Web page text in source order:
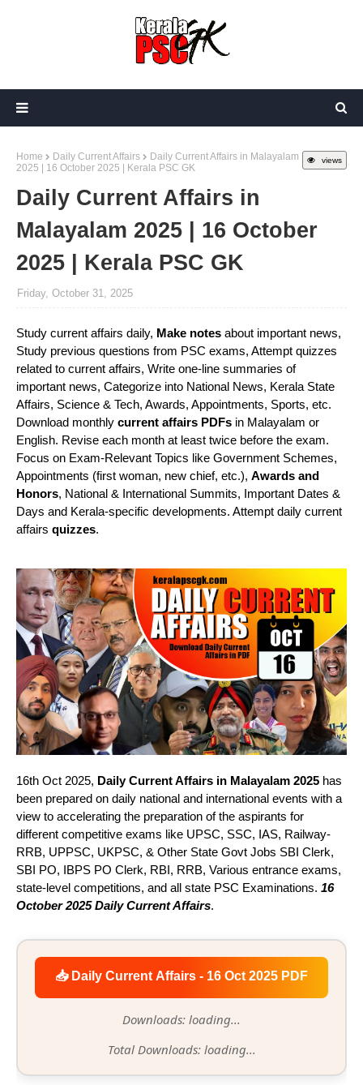
views
Home Daily Current Affairs
Daily Current Affairs in Malayalam
2025 | 16 October 2025 | Kerala PSC GK
Daily Current Affairs in
Malayalam 2025 | 16 October
2025 | Kerala PSC GK
Friday, October 31, 2025
Study current affairs daily, Make notes about important news,
Study previous questions from PSC exams, Attempt quizzes
related to current affairs, Write one-line summaries of
important news, Categorize into National News, Kerala State
Affairs, Science & Tech, Awards, Appointments, Sports, etc.
Download monthly current affairs PDFs in Malayalam or
English. Revise each month at least twice before the exam.
Focus on Exam-Relevant Topics like Government Schemes,
Appointments (first woman, new chief, etc.), Awards and
Honors, National & International Summits, Important Dates &
Days and Kerala-specific developments. Attempt daily current
affairs quizzes.
16th Oct 2025, Daily Current Affairs in Malayalam 2025 has
been prepared on daily national and international events with a
view to accelerating the preparation of the aspirants for
different competitive exams like UPSC, SSC, IAS, Railway-
RRB, UPPSC, UKPSC, & Other State Govt Jobs SBI Clerk,
SBI PO, IBPS PO Clerk, RBI, RRB, Various entrance exams,
state-level competitions, and all state PSC Examinations. 16
October 2025 Daily Current Affairs.
📥 Daily Current Affairs - 16 Oct 2025 PDF
Downloads: loading...
Total Downloads: loading...